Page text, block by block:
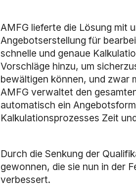
AMFG lieferte die Lösung mit
Angebotserstellung für
schnelle und genaue
Vorschläge hinzu, um
bewältigen können, und zwar
AMFG verwaltet den
automatisch ein
Kalkulationsprozesses Zeit
Durch die Senkung der
gewonnen, die sie nun in der
verbessert.